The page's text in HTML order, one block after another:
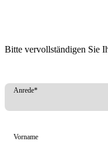
Bitte vervollständigen Sie
Anrede*
Vorname